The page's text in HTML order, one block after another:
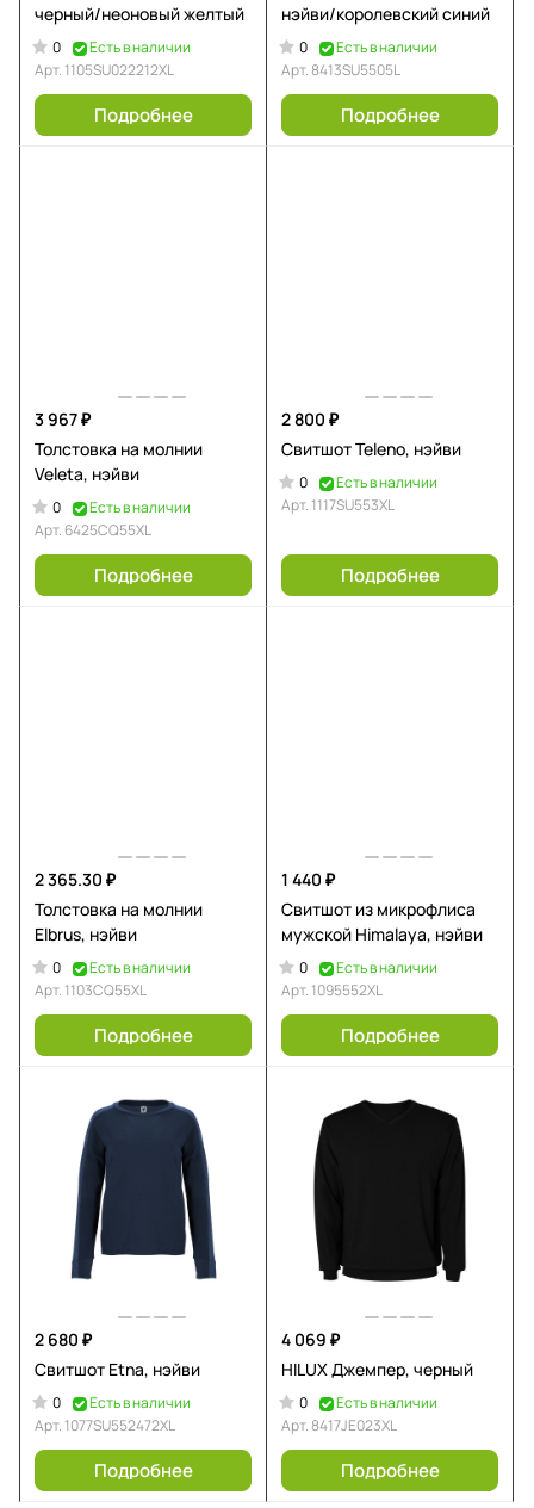
черный/неоновый желтый
0
Есть в наличии
Арт. 1105SU022212XL
Подробнее
нэйви/королевский синий
0
Есть в наличии
Арт.8413SU5505L
Подробнее
3 967 ₽
Толстовка на молнии
Veleta, нэйви
0
Есть в наличии
Арт. 6425CQ55XL
Подробнее
2 800 ₽
Свитшот Teleno, нэйви
0
Есть в наличии
Арт. 1117SU553XL
Подробнее
2 365.30 ₽
Толстовка на молнии
Elbrus, нэйви
0
Есть в наличии
Арт. 1103CQ55XL
Подробнее
1 440 ₽
Свитшот из микрофлиса
мужской Himalaya, нэйви
0
Есть в наличии
Арт. 1095552XL
Подробнее
2 680 ₽
Свитшот Etna, нэйви
0
Есть в наличии
Арт. 1077SU552472XL
Подробнее
4 069 ₽
HILUX Джемпер, черный
0
Есть в наличии
Арт.8417JE023XL
Подробнее